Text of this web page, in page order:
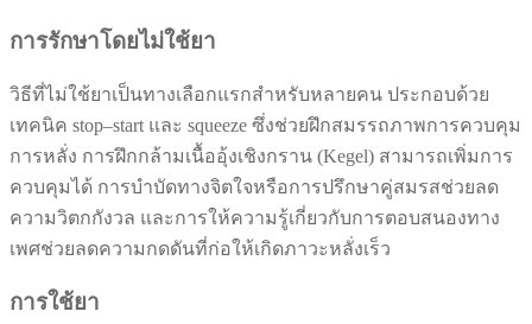
การรักษาโดยไม่ใช้ยา
วิธีที่ไม่ใช้ยาเป็นทางเลือกแรกสำหรับหลายคน ประกอบด้วย
เทคนิค stop–start และ squeeze ซึ่งช่วยฝึกสมรรถภาพการควบคุม
การหลั่ง การฝึกกล้ามเนื้ออุ้งเชิงกราน (Kegel) สามารถเพิ่มการ
ควบคุมได้ การบำบัดทางจิตใจหรือการปรึกษาคู่สมรสช่วยลด
ความวิตกกังวล และการให้ความรู้เกี่ยวกับการตอบสนองทาง
เพศช่วยลดความกดดันที่ก่อให้เกิดภาวะหลั่งเร็ว
การใช้ยา